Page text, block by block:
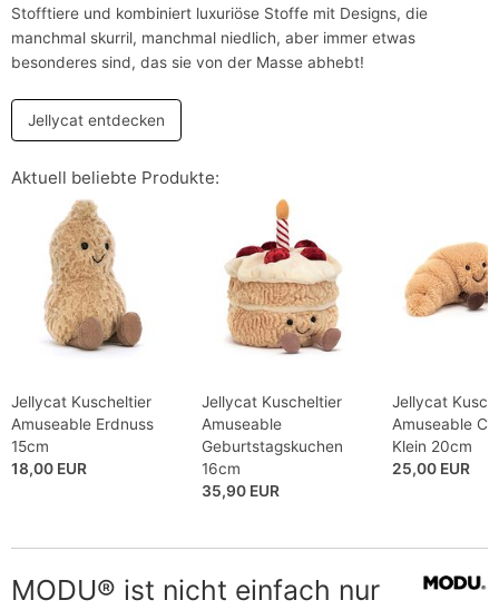
Stofftiere und kombiniert luxuriöse Stoffe mit Designs, die
manchmal skurril, manchmal niedlich, aber immer etwas
besonderes sind, das sie von der Masse abhebt!
Jellycat entdecken
Aktuell beliebte Produkte:
Jellycat Kuscheltier
Amuseable Erdnuss
15cm
18,00 EUR
Jellycat Kuscheltier
Amuseable
Geburtstagskuchen
16cm
35,90 EUR
Jellycat
Amuseable
Klein 20cm
25,00 EUR
MODU® ist nicht einfach nur